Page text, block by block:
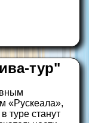
тур"
«Рускеала»,
туре станут